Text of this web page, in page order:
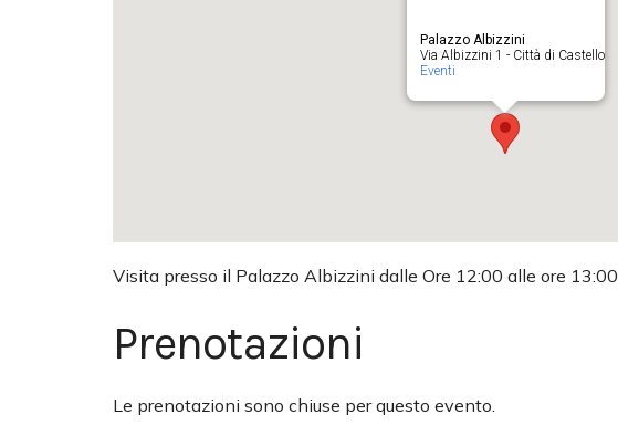
Palazzo Albizzini
Via Albizzini 1 - Città di Castello
Eventi
Visita presso il Palazzo Albizzini dalle Ore 12:00 alle ore 13:00
Prenotazioni
Le prenotazioni sono chiuse per questo evento.